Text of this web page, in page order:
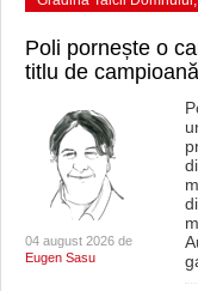
Poli pornește o
titlu de campioană
04 august 2026 de
Eugen Sasu